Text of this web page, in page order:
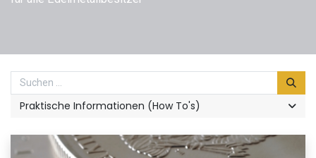
Praktische Informationen (How To's)